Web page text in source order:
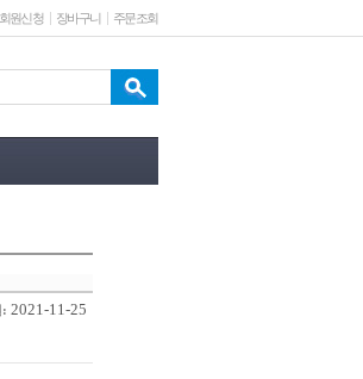
원신청 장바구니 주문조회
: 2021-11-25